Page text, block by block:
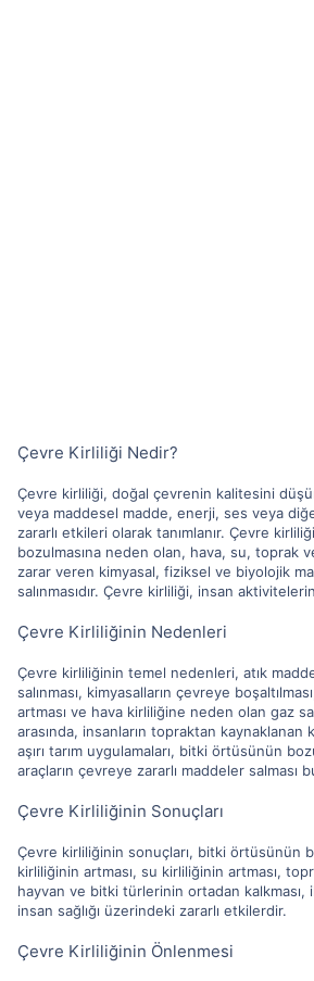
Çevre Kirliliği Nedir?
Çevre kirliliği, doğal çevrenin kalitesini
veya maddesel madde, enerji, ses veya
zararlı etkileri olarak tanımlanır. Çevre
bozulmasına neden olan, hava, su, toprak
zarar veren kimyasal, fiziksel ve biyolojik
salınmasıdır. Çevre kirliliği, insan
Çevre Kirliliğinin Nedenleri
Çevre kirliliğinin temel nedenleri, atık
salınması, kimyasalların çevreye
artması ve hava kirliliğine neden olan gaz
arasında, insanların topraktan kaynaklanan
aşırı tarım uygulamaları, bitki örtüsünün
araçların çevreye zararlı maddeler salması
Çevre Kirliliğinin Sonuçları
Çevre kirliliğinin sonuçları, bitki örtüsünün
kirliliğinin artması, su kirliliğinin artması,
hayvan ve bitki türlerinin ortadan kalkması,
insan sağlığı üzerindeki zararlı etkilerdir.
Çevre Kirliliğinin Önlenmesi